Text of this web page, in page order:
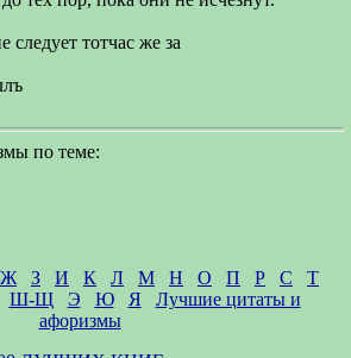
следует тотчас же за
по теме:
Ж З И К Л М Н О П Р С
Т
Ш-Щ Э Ю Я
Лучшие цитаты и
афоризмы